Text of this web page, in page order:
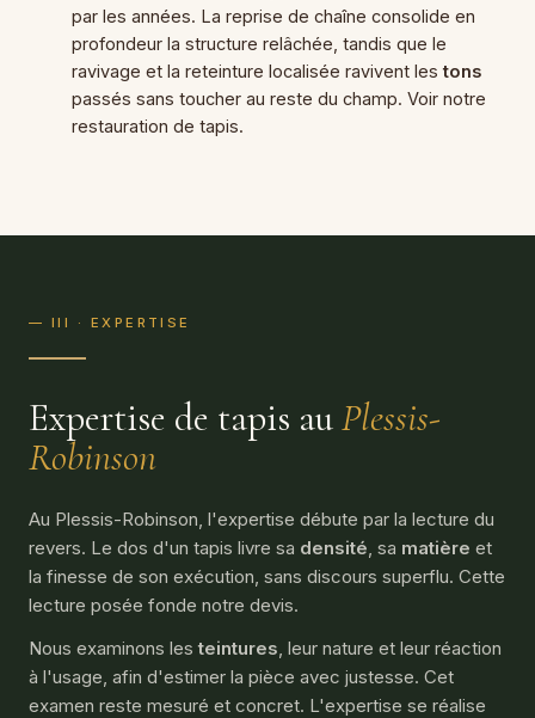
par les années. La reprise de chaîne consolide en
profondeur la structure relâchée, tandis que le
ravivage et la reteinture localisée ravivent lestons
passés sans toucher au reste du champ. Voir notre
restauration de tapis.
— III · EXPERTISE
Expertise de tapis auPlessis-
Robinson
Au Plessis-Robinson, l'expertise débute par la lecture du
revers. Le dos d'un tapis livre sa densité , sa matière et
la finesse de son exécution, sans discours superflu. Cette
lecture posée fonde notre devis.
Nous examinons lesteintures , leur nature et leur réaction
à l'usage, afin d'estimer la pièce avec justesse. Cet
examen reste mesuré et concret. L'expertise se réalise